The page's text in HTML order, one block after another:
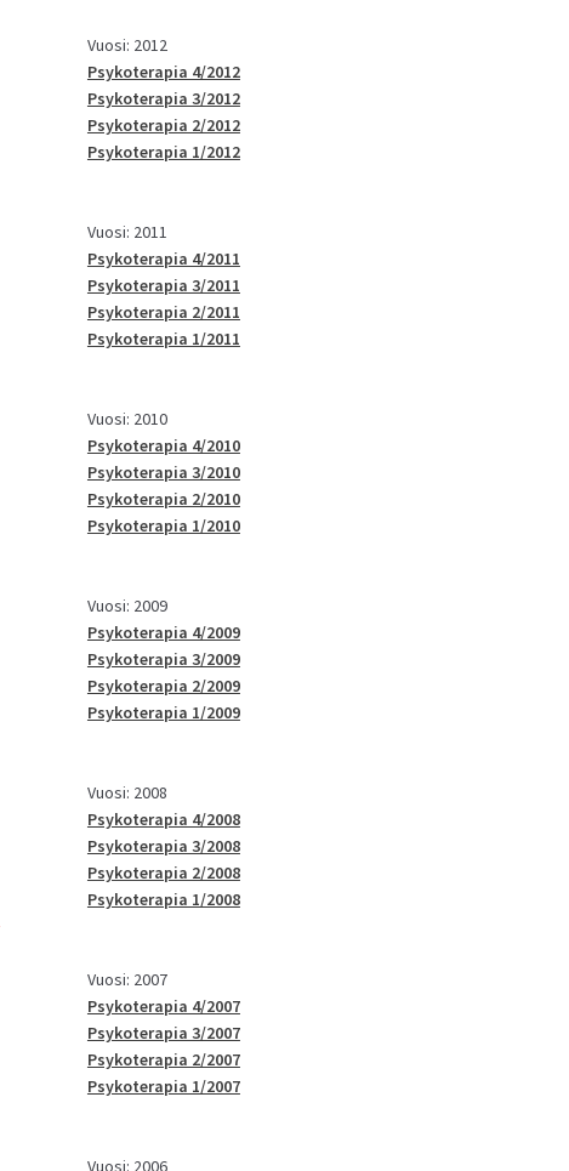
Vuosi: 2012
Psykoterapia 4/2012
Psykoterapia 3/2012
Psykoterapia 2/2012
Psykoterapia 1/2012
Vuosi: 2011
Psykoterapia 4/2011
Psykoterapia 3/2011
Psykoterapia 2/2011
Psykoterapia 1/2011
Vuosi: 2010
Psykoterapia 4/2010
Psykoterapia 3/2010
Psykoterapia 2/2010
Psykoterapia 1/2010
Vuosi: 2009
Psykoterapia 4/2009
Psykoterapia 3/2009
Psykoterapia 2/2009
Psykoterapia 1/2009
Vuosi: 2008
Psykoterapia 4/2008
Psykoterapia 3/2008
Psykoterapia 2/2008
Psykoterapia 1/2008
Vuosi: 2007
Psykoterapia 4/2007
Psykoterapia 3/2007
Psykoterapia 2/2007
Psykoterapia 1/2007
Vuosi: 2006